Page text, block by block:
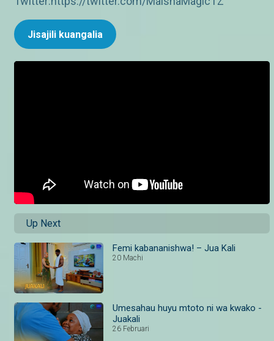
Jisajili kuangalia
Up Next
Femi kabananishwa! – Jua Kali
20 Machi
Umesahau huyu mtoto ni wa kwako -
Juakali
26 Februari